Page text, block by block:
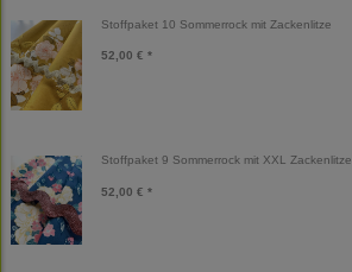
Stoffpaket 10 Sommerrock mit Zackenlitze
52,00 € *
Stoffpaket 9 Sommerrock mit XXL Zackenlitze
52,00 € *